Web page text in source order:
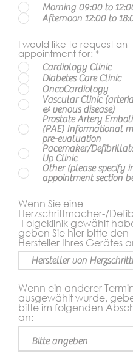
Morning 09:00 to
Afternoon 12:00 to
I would like to request an
appointment for: *
Cardiology Clinic
Diabetes Care Clinic
OncoCardiology
Vascular Clinic
& venous disease)
Prostate Artery
(PAE) Informational
pre-evaluation
Pacemaker/
Up Clinic
Other (please specify
appointment section
Wenn Sie eine
Herzschrittmacher-/
-Folgeklinik gewählt
geben Sie hier bitte den
Hersteller Ihres Gerätes
Wenn ein anderer
ausgewählt wurde,
bitte im folgenden
an: